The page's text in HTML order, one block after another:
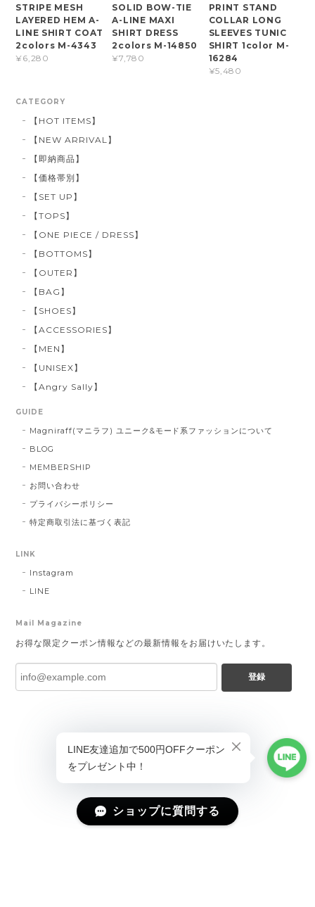
STRIPE MESH
LAYERED HEM A-
LINE SHIRT COAT
2colors M-4343
¥6,280
SOLID BOW-TIE
A-LINE MAXI
SHIRT DRESS
2colors M-14850
¥7,780
PRINT STAND
COLLAR LONG
SLEEVES TUNIC
SHIRT 1color M-
16284
¥5,480
CATEGORY
【HOT ITEMS】
【NEW ARRIVAL】
【即納商品】
【価格帯別】
【SET UP】
【TOPS】
【ONE PIECE / DRESS】
【BOTTOMS】
【OUTER】
【BAG】
【SHOES】
【ACCESSORIES】
【MEN】
【UNISEX】
【Angry Sally】
GUIDE
Magniraff(マニラフ) ユニーク&モード系ファッションについて
BLOG
MEMBERSHIP
お問い合わせ
プライバシーポリシー
特定商取引法に基づく表記
LINK
Instagram
LINE
Mail Magazine
お得な限定クーポン情報などの最新情報をお届けいたします。
登録
ショップに質問する